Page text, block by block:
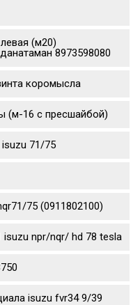
(м20)
8973598080
коромысла
(м-16 с пресшайбой)
isuzu 71/75
75 (0911802100)
isuzu npr/nqr/ hd 78 tesla
isuzu fvr34 9/39